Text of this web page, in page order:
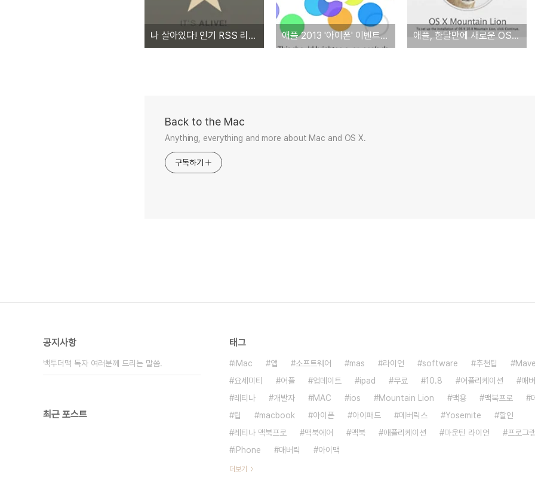
나 살아있다! 인기 RSS 리더 앱 Reeder 2 출시. '맥 버전은 올 가을에' 애플 2013 '아이폰' 이벤트 실시간 중계 사이트 모음. '아이폰5S, 아이폰 5C, iOS 7 등' 애플, 한달만에 새로운 OS X 10.8.5 베타 버전 공개. '텍스트 렌더링 취약점 해결'
Back to the Mac
Anything, everything and more about Mac and OS X.
구독하기
공지사항
백투더맥 독자 여러분께 드리는 말씀.
최근 포스트
태그
iMac 앱 소프트웨어 mas 라이언 software 추천팁
요세미티
어플 업데이트 ipad 무료 10.8 어플리케이션
매
레티나
개발자 MAC ios Mountain Lion 맥용 맥북프로
팁
macbook 아이폰 아이패드 메버릭스 Yosemite
할인
레티나 맥북프로
맥북에어 맥북 애플리케이션 마운틴 라이언
프로그램
iPhone
매버릭 아이맥
더보기